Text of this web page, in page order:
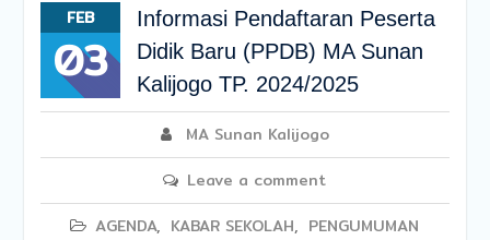
FEB
03
Informasi Pendaftaran Peserta
Didik Baru (PPDB) MA Sunan
Kalijogo TP. 2024/2025
MA Sunan Kalijogo
Leave a comment
AGENDA, KABAR SEKOLAH, PENGUMUMAN